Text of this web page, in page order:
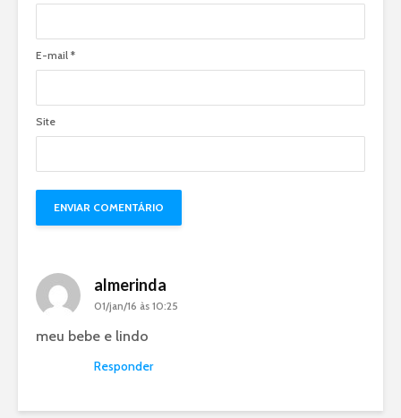
E-mail *
Site
almerinda
01/jan/16 às 10:25
meu bebe e lindo
Responder